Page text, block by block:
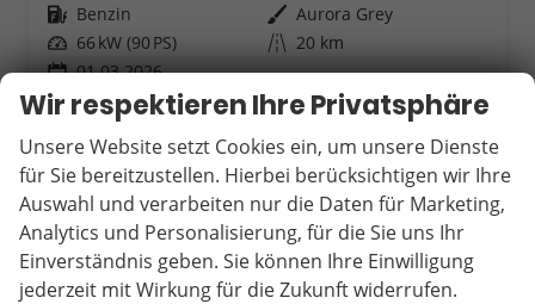
Kraftstoff Benzin Außenfarbe Aurora Grey
Leistung 66 kW (90 PS) Kilometerstand 20 km
01.03.2026
22.000,– €
incl. 19% MwSt.
Fahrzeugexposé (PDF)
Fahrzeug parken
Verbrauch kombiniert:5,70 l/100km
2 -Klasse:
CO2 -Emissionen:129,00 g/km
Wir respektieren Ihre Privatsphäre
Unsere Website setzt Cookies ein, um unsere Dienste
für Sie bereitzustellen. Hierbei berücksichtigen wir Ihre
Auswahl und verarbeiten nur die Daten für Marketing,
Analytics und Personalisierung, für die Sie uns Ihr
Einverständnis geben. Sie können Ihre Einwilligung
jederzeit mit Wirkung für die Zukunft widerrufen.